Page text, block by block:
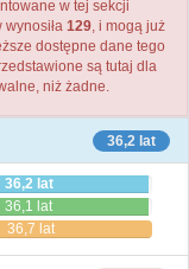
w tej sekcji
129, i mogą już
dostępne dane tego
są tutaj dla
niż żadne.
36,2 lat
36,2 lat
36,1 lat
36,7 lat